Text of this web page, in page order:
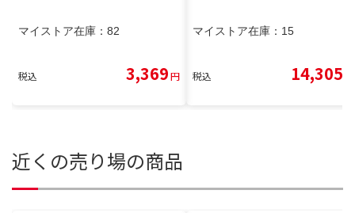
マイストア在庫： 82
税込 3,369円
マイストア在庫： 15
税込 14,305
近くの売り場の商品